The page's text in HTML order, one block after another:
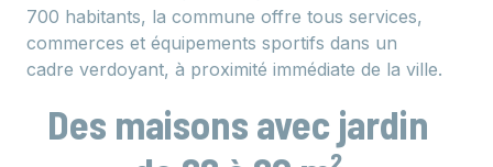
700 habitants, la commune offre tous services,
commerces et équipements sportifs dans un
cadre verdoyant, à proximité immédiate de la ville.
Des maisons avec jardin